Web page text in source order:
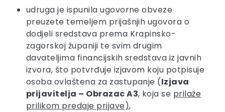
udruga je ispunila ugovorne obveze
preuzete temeljem prijašnjih ugovora o
dodjeli sredstava prema Krapinsko-
zagorskoj županiji te svim drugim
davateljima financijskih sredstava iz javnih
izvora, što potvrđuje izjavom koju potpisuje
osoba ovlaštena za zastupanje (Izjava
prijavitelja – Obrazac A3, koja se prilaže
prilikom predaje prijave),